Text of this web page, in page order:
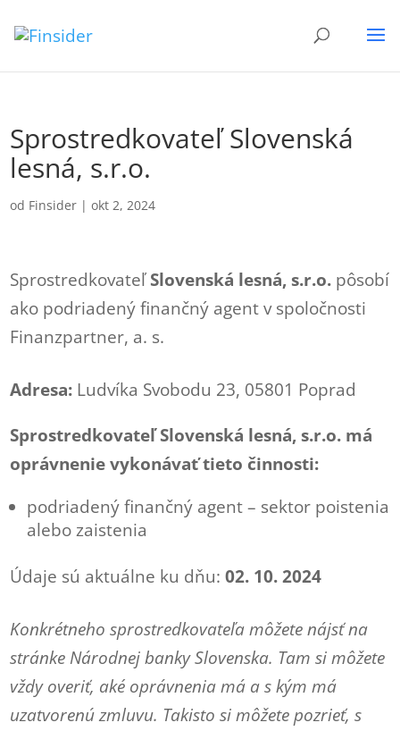
Sprostredkovateľ Slovenská
lesná, s.r.o.
od Finsider |okt 2, 2024
SprostredkovateľSlovenská lesná, s.r.o. pôsobí
ako podriadený finančný agent v spoločnosti
Finanzpartner, a. s.
Adresa: Ludvíka Svobodu 23, 05801 Poprad
Sprostredkovateľ Slovenská lesná, s.r.o. má
oprávnenie vykonávať tieto činnosti:
podriadený finančný agent – sektor poistenia
alebo zaistenia
Údaje sú aktuálne ku dňu:02. 10. 2024
Konkrétneho sprostredkovateľa môžete nájsť na
stránke Národnej banky Slovenska. Tam si môžete
vždy overiť, aké oprávnenia má a s kým má
uzatvorenú zmluvu. Takisto si môžete pozrieť, s